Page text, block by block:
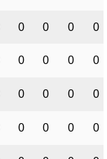
0 0 0 0
0 0 0 0
0 0 0 0
0 0 0 0